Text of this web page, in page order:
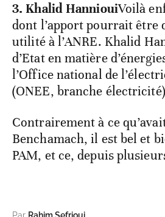
3. Khalid HanniouiVoilà
dont l’apport pourrait être
utilité à l’ANRE. Khalid
d’Etat en matière
l’Office national de
(ONEE, branche
Contrairement à ce
Benchamach, il est bel et
PAM, et ce, depuis